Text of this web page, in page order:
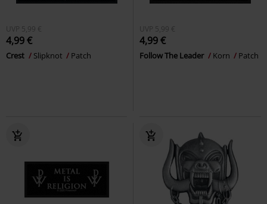
UVP 5,99 €
4,99 €
Crest Slipknot Patch
UVP 5,99 €
4,99 €
Follow The Leader Korn Patch